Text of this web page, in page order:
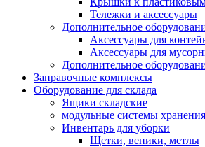
Тележки и аксессуары
Дополнительное
Аксессуары для
Аксессуары для
Дополнительное
Заправочные комплексы
Оборудование для склада
Ящики складские
модульные системы хранения
Инвентарь для уборки
Щетки, веники, метлы